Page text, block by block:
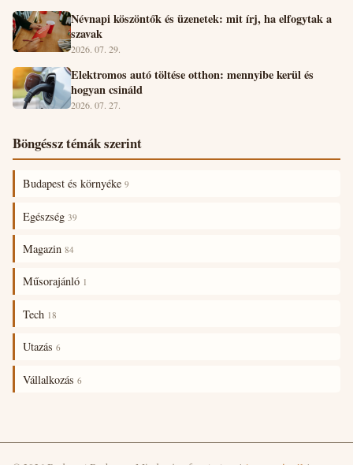
Névnapi köszöntők és üzenetek: mit írj, ha elfogytak a
szavak
2026. 07. 29.
Elektromos autó töltése otthon: mennyibe kerül és
hogyan csináld
2026. 07. 27.
Böngéssz témák szerint
Budapest és környéke 9
Egészség 39
Magazin 84
Műsorajánló 1
Tech 18
Utazás 6
Vállalkozás 6